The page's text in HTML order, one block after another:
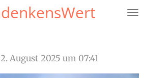
August 2025 um 07:41